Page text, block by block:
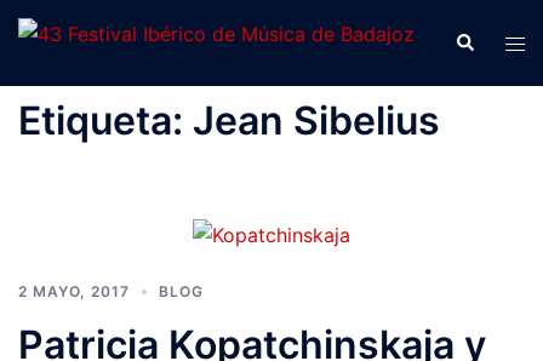
Saltar
Buscar
Etiqueta: Jean Sibelius
2 MAYO, 2017 BLOG
Patricia Kopatchinskaja y